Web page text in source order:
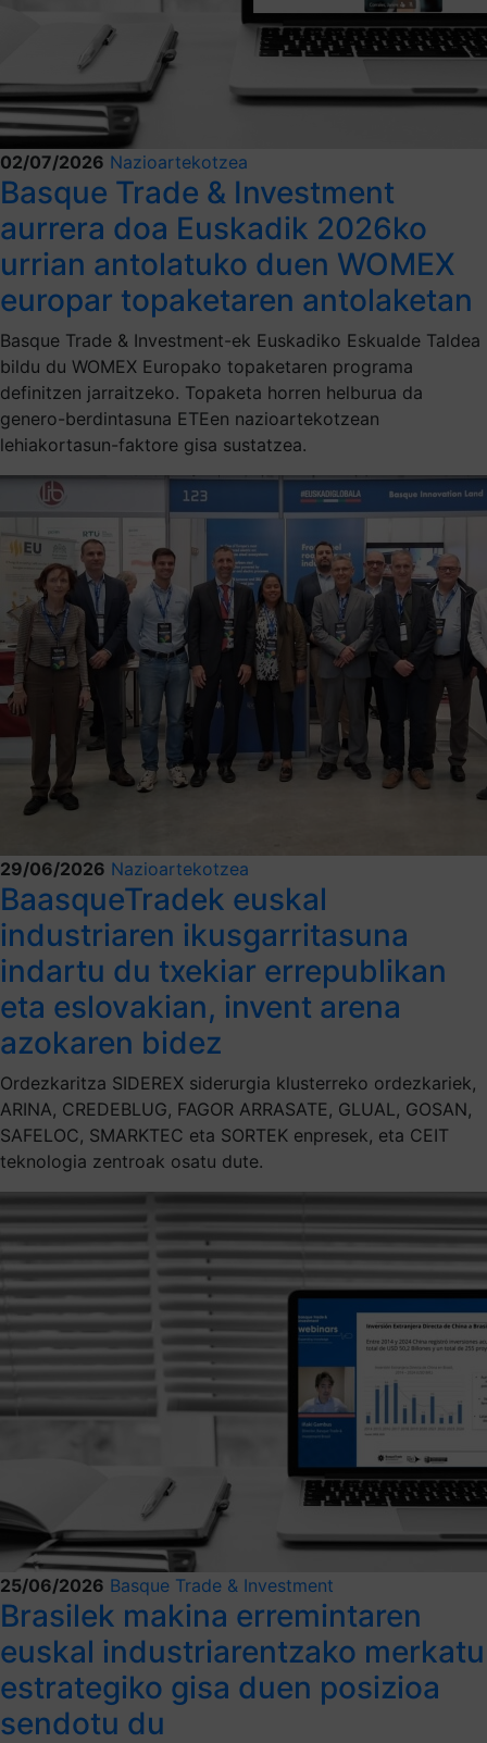
02/07/2026 Nazioartekotzea
Basque Trade & Investment
aurrera doa Euskadik 2026ko
urrian antolatuko duen WOMEX
europar topaketaren antolaketan
Basque Trade & Investment-ek Euskadiko Eskualde Taldea
bildu du WOMEX Europako topaketaren programa
definitzen jarraitzeko. Topaketa horren helburua da
genero-berdintasuna ETEen nazioartekotzean
lehiakortasun-faktore gisa sustatzea.
29/06/2026 Nazioartekotzea
BaasqueTradek euskal
industriaren ikusgarritasuna
indartu du txekiar errepublikan
eta eslovakian, invent arena
azokaren bidez
Ordezkaritza SIDEREX siderurgia klusterreko ordezkariek,
ARINA, CREDEBLUG, FAGOR ARRASATE, GLUAL, GOSAN,
SAFELOC, SMARKTEC eta SORTEK enpresek, eta CEIT
teknologia zentroak osatu dute.
25/06/2026 Basque Trade & Investment
Brasilek makina erremintaren
euskal industriarentzako merkatu
estrategiko gisa duen posizioa
sendotu du